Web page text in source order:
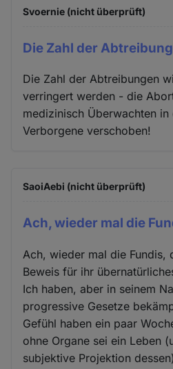
Svoernie (nicht überprüft)
Die Zahl der
Die Zahl der Abtreibungen
verringert werden - die
medizinisch Überwachten
Verborgene verschoben!
SaoiAebi (nicht überprüft)
Ach, wieder mal die
Ach, wieder mal die Fundis,
Beweis für ihr
Ich haben, aber in seinem
progressive Gesetze
Gefühl haben ein paar
ohne Organe sei ein Leben
subjektive Projektion
Cookies